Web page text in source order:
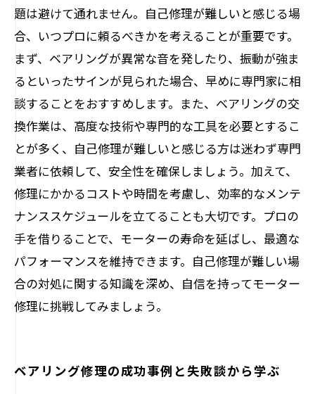
題は避けて通れません。自己修理が難しいと感じる場
合、いつプロに頼るべきかを考えることが重要です。
まず、ベアリングが異常な音を発したり、振動が強ま
るといったサインが見られた場合、早めに専門家に相
談することをおすすめします。また、ベアリングの交
換作業は、高度な技術や専門的な工具を必要とするこ
とが多く、自己修理が難しいと感じる方は迷わず専門
業者に依頼して、安全性を確保しましょう。加えて、
修理にかかるコストや時間を考慮し、効率的なメンテ
ナンススケジュールを立てることも大切です。プロの
手を借りることで、モーターの寿命を延ばし、最適な
パフォーマンスを維持できます。自己修理が難しい場
合の対処に関する知識を深め、自信を持ってモーター
修理に挑戦してみましょう。
ベアリング修理の成功事例と失敗談から学ぶ